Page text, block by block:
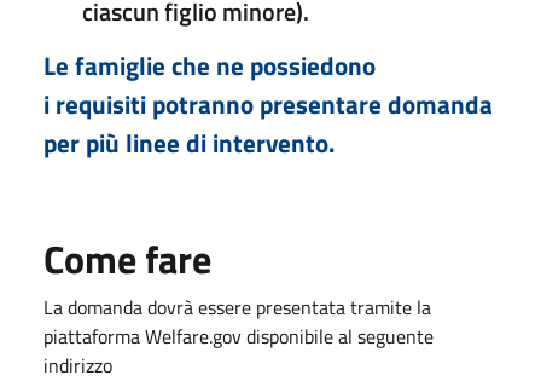
ciascun figlio minore).
Le famiglie che ne possiedono
irequisitipotranno presentare domanda
per più linee di intervento.
Come fare
La domanda dovrà essere presentata tramite la
piattaforma Welfare.gov disponibile al seguente
indirizzo